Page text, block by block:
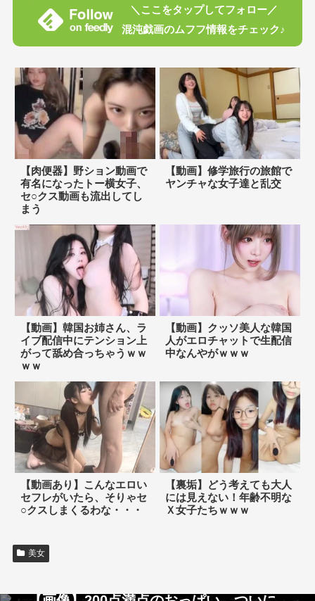
＼ここをタップしてフォロー／
混沌戯画のムフフ情報をチェック♪
【肉便器】野ション動画で
有名になったトー横女子、
セ○クス動画も流出してし
まう
【動画】修学旅行の旅館で
ヤンチャな女子達と乱交
【動画】韓国お姉さん、ラ
イブ配信中にテンション上
がって舐め合っちゃうｗｗ
ｗｗ
【動画】クッソ美人な韓国
人がエロチャットで生配信
中なんやがｗｗｗ
【動画あり】こんなエロい
セフレがいたら、そりゃセ
○クスしまくるわな・・・
【裏垢】どう考えても大人
には見えない！年齢不明な
Ｘ女子たちｗｗｗ
美女